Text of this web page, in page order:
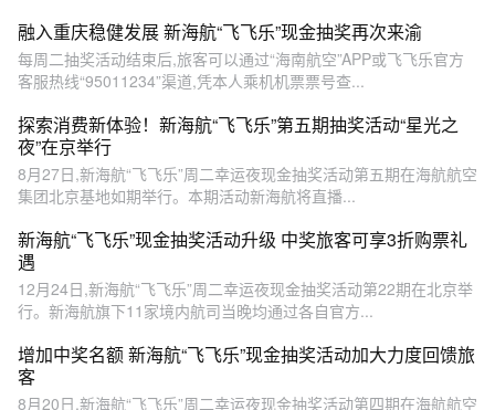
融入重庆稳健发展 新海航“飞飞乐”现金抽奖再次来渝
每周二抽奖活动结束后,旅客可以通过“海南航空”APP或飞飞乐官方
客服热线“95011234”渠道,凭本人乘机机票票号查...
探索消费新体验！新海航“飞飞乐”第五期抽奖活动“星光之
夜”在京举行
8月27日,新海航“飞飞乐”周二幸运夜现金抽奖活动第五期在海航航空
集团北京基地如期举行。本期活动新海航将直播...
新海航“飞飞乐”现金抽奖活动升级 中奖旅客可享3折购票礼
遇
12月24日,新海航“飞飞乐”周二幸运夜现金抽奖活动第22期在北京举
行。新海航旗下11家境内航司当晚均通过各自官方...
增加中奖名额 新海航“飞飞乐”现金抽奖活动加大力度回馈旅
客
8月20日,新海航“飞飞乐”周二幸运夜现金抽奖活动第四期在海航航空